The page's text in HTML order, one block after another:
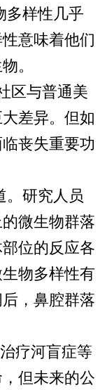
样性几乎
意味着他们
。
区与普通美
差异。但如
丧失重要功
研究人员
微生物群落
位的反应各
物多样性有
，鼻腔群落
疗河盲症等
但未来的公